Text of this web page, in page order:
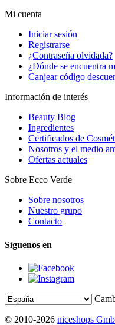
Mi cuenta
Iniciar sesión
Registrarse
¿Contraseña olvidada?
¿Dónde se encuentra
Canjear código
Información de interés
Beauty Blog
Ingredientes
Certificados de
Nosotros y el medio
Ofertas actuales
Sobre Ecco Verde
Sobre nosotros
Nuestro grupo
Contacto
Síguenos en
© 2010-2026 niceshops